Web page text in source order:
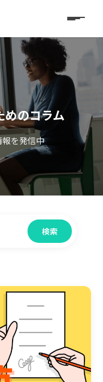
めのコラム
を発信中
検索